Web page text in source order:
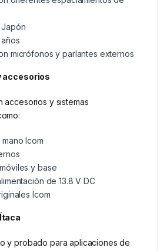
micrófonos y parlantes externos
accesorios
accesorios y sistemas
Icom
y base
de 13.8 V DC
Icom
y probado para aplicaciones de